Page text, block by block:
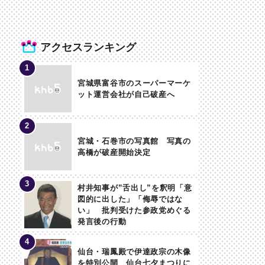
アクセスランキング
宮城県富谷市のスーパーマーケ
ット運営会社が自己破産へ
宮城・石巻市の写真館 写真の
高橋が破産開始決定
村井知事が”舌出し”を釈明「意
図的に出した」「侮辱ではな
い」 批判受けた参政党めぐる
発言後の行動
仙台・瑞鳳殿で伊達政宗の木像
を特別公開 仙台七夕まつりに